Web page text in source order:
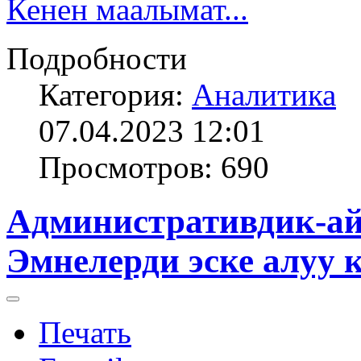
Кенен маалымат...
Подробности
Категория: Аналитика
07.04.2023 12:01
Просмотров: 690
Административдик-
Эмнелерди эске алуу
Печать